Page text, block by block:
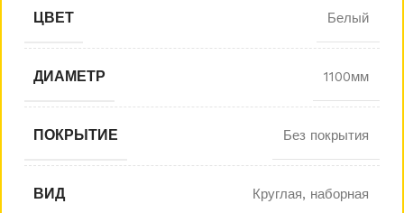
ЦВЕТ Белый
ДИАМЕТР 1100мм
ПОКРЫТИЕ Без покрытия
ВИД Круглая, наборная